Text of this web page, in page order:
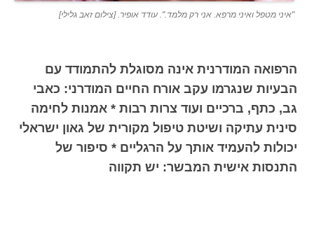
"איני מטפל ואיני מרפא. אני רק מלמד.". עודד אופיר. [צילום זאב גלילי]
הרפואה המודרנית אינה מסוגלת להתמודד עם
הבעיות שנגרמו עקב אורח החיים המודרני: כאבי
גב, כתף, ברכיים ועוד צרות רבות * אמנות לחימה
סינית עתיקה ושיטת טיפול מקורית של גאון ישראלי
יכולות להעמיד אותך על הרגליים * סיפור של
התנסות אישית המבשר: יש תקווה